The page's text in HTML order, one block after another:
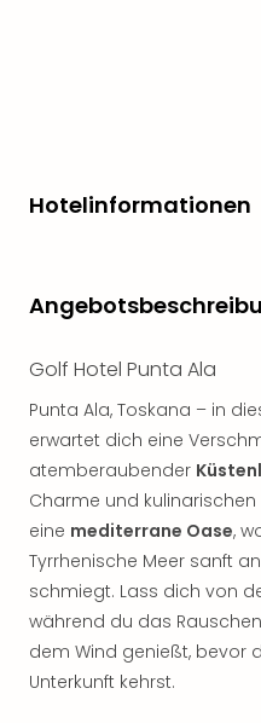
Hotelinformationen
Golf Hotel Punta Ala
Punta Ala, Toskana – in
erwartet dich eine
atemberaubender
Charme und kulinarischen
eine mediterrane Oase,
Tyrrhenische Meer sanft
schmiegt. Lass dich von
während du das
dem Wind genießt, bevor
Unterkunft kehrst.